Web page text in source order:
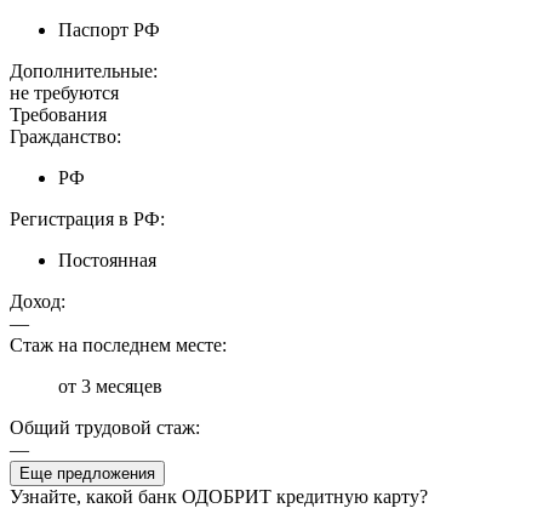
Паспорт РФ
Дополнительные:
не требуются
Требования
Гражданство:
РФ
Регистрация в РФ:
Постоянная
Доход:
—
Стаж на последнем месте:
от 3 месяцев
Общий трудовой стаж:
—
Еще предложения
Узнайте, какой банк ОДОБРИТ кредитную карту?